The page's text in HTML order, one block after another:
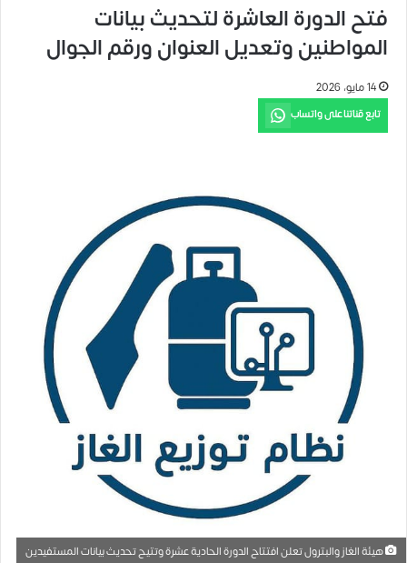
فتح الدورة العاشرة لتحديث بيانات
المواطنين وتعديل العنوان ورقم الجوال
14 مايو، 2026
تابع قناتنا على واتساب
هيئة الغاز والبترول تعلن افتتاح الدورة الحادية عشرة وتتيح تحديث بيانات المستفيدين